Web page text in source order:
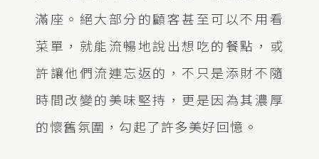
滿座。絕大部分的顧客甚至可以不用看
菜單，就能流暢地說出想吃的餐點，或
許讓他們流連忘返的，不只是添財不隨
時間改變的美味堅持，更是因為其濃厚
的懷舊氛圍，勾起了許多美好回憶。